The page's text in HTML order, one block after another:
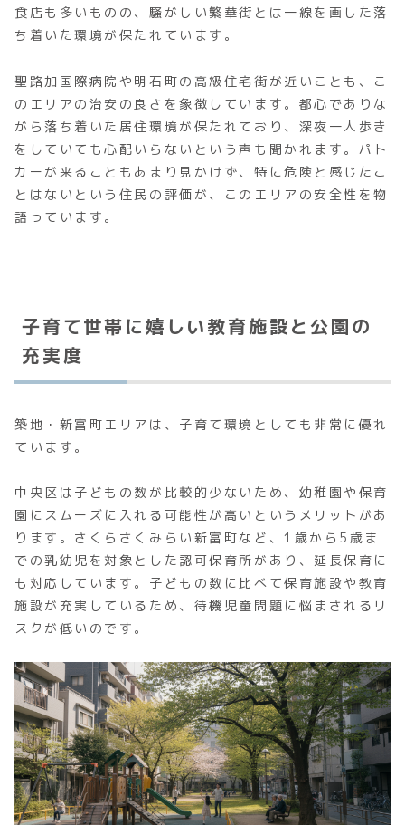
食店も多いものの、騒がしい繁華街とは一線を画した落
ち着いた環境が保たれています。
聖路加国際病院や明石町の高級住宅街が近いことも、こ
のエリアの治安の良さを象徴しています。都心でありな
がら落ち着いた居住環境が保たれており、深夜一人歩き
をしていても心配いらないという声も聞かれます。パト
カーが来ることもあまり見かけず、特に危険と感じたこ
とはないという住民の評価が、このエリアの安全性を物
語っています。
子育て世帯に嬉しい教育施設と公園の
充実度
築地・新富町エリアは、子育て環境としても非常に優れ
ています。
中央区は子どもの数が比較的少ないため、幼稚園や保育
園にスムーズに入れる可能性が高いというメリットがあ
ります。さくらさくみらい新富町など、1歳から5歳ま
での乳幼児を対象とした認可保育所があり、延長保育に
も対応しています。子どもの数に比べて保育施設や教育
施設が充実しているため、待機児童問題に悩まされるリ
スクが低いのです。